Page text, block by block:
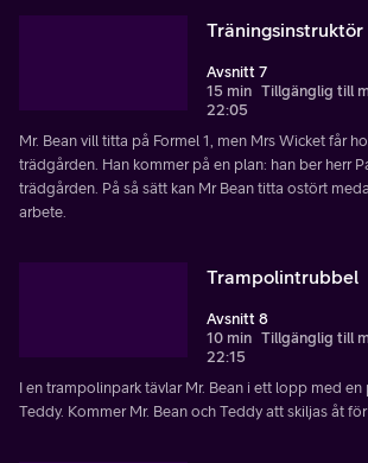
Träningsinstruktör
Avsnitt 7
15 min Tillgänglig till
22:05
Mr. Bean vill titta på Formel 1, men Mrs Wicket får
trädgården. Han kommer på en plan: han ber herr
trädgården. På så sätt kan Mr Bean titta ostört
arbete.
Trampolintrubbel
Avsnitt 8
10 min Tillgänglig till
22:15
I en trampolinpark tävlar Mr. Bean i ett lopp med en
Teddy. Kommer Mr. Bean och Teddy att skiljas åt